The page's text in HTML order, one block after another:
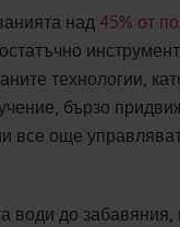
над 45% от
технологии,
бързо
все още
води до